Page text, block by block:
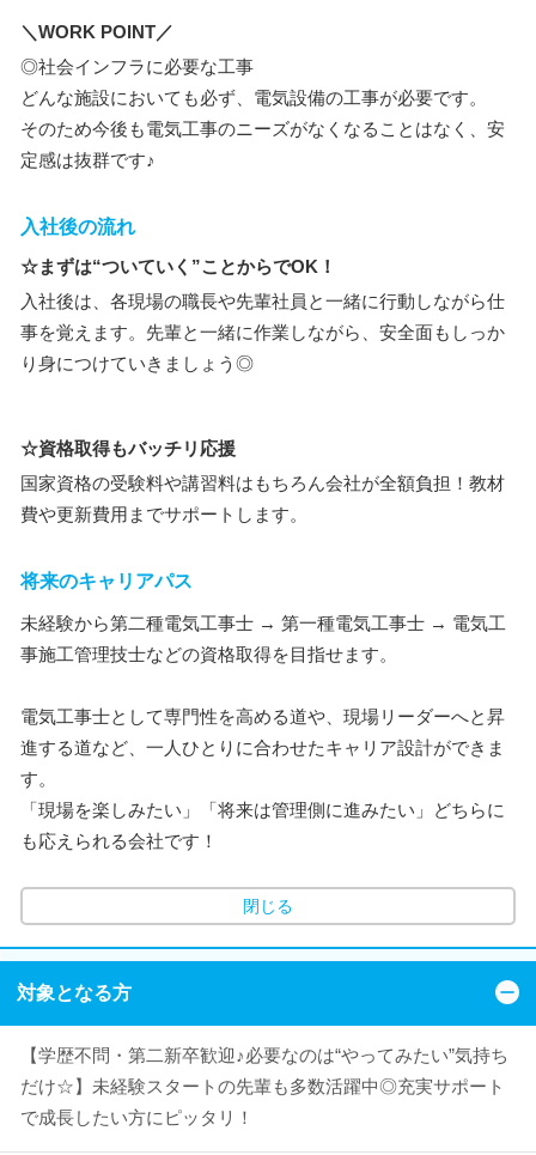
＼WORK POINT／
◎社会インフラに必要な工事
どんな施設においても必ず、電気設備の工事が必要です。
そのため今後も電気工事のニーズがなくなることはなく、安
定感は抜群です♪
入社後の流れ
☆まずは“ついていく”ことからでOK！
入社後は、各現場の職長や先輩社員と一緒に行動しながら仕
事を覚えます。先輩と一緒に作業しながら、安全面もしっか
り身につけていきましょう◎
☆資格取得もバッチリ応援
国家資格の受験料や講習料はもちろん会社が全額負担！教材
費や更新費用までサポートします。
将来のキャリアパス
未経験から第二種電気工事士 → 第一種電気工事士 → 電気工
事施工管理技士などの資格取得を目指せます。
電気工事士として専門性を高める道や、現場リーダーへと昇
進する道など、一人ひとりに合わせたキャリア設計ができま
す。
「現場を楽しみたい」「将来は管理側に進みたい」どちらに
も応えられる会社です！
閉じる
対象となる方
【学歴不問・第二新卒歓迎♪必要なのは“やってみたい”気持ち
だけ☆】未経験スタートの先輩も多数活躍中◎充実サポート
で成長したい方にピッタリ！